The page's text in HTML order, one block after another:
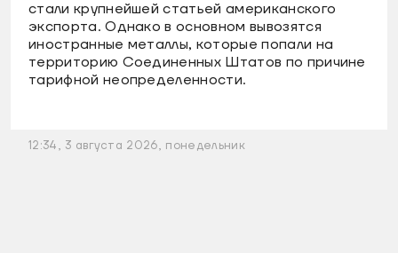
стали крупнейшей статьей американского
экспорта. Однако в основном вывозятся
иностранные металлы, которые попали на
территорию Соединенных Штатов по причине
тарифной неопределенности.
12:34, 3 августа 2026, понедельник